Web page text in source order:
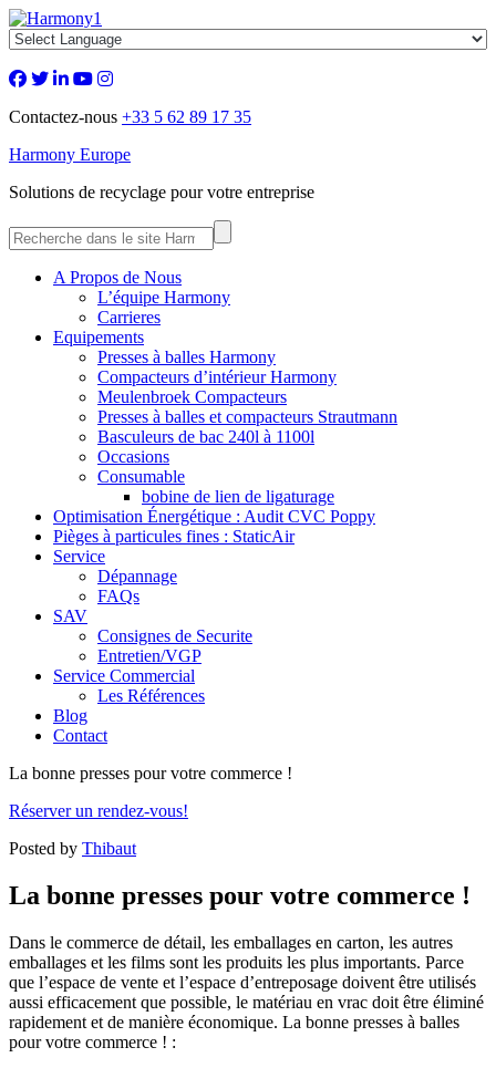
Contactez-nous +33 5 62 89 17 35
Harmony Europe
Solutions de recyclage pour votre entreprise
A Propos de Nous
L’équipe Harmony
Carrieres
Equipements
Presses à balles Harmony
Compacteurs d’intérieur Harmony
Meulenbroek Compacteurs
Presses à balles et compacteurs Strautmann
Basculeurs de bac 240l à 1100l
Occasions
Consumable
bobine de lien de ligaturage
Optimisation Énergétique : Audit CVC Poppy
Pièges à particules fines : StaticAir
Service
Dépannage
FAQs
SAV
Consignes de Securite
Entretien/VGP
Service Commercial
Les Références
Blog
Contact
La bonne presses pour votre commerce !
Réserver un rendez-vous!
Posted by Thibaut
La bonne presses pour votre commerce !
Dans le commerce de détail, les emballages en carton, les autres
emballages et les films sont les produits les plus importants. Parce
que l’espace de vente et l’espace d’entreposage doivent être utilisés
aussi efficacement que possible, le matériau en vrac doit être éliminé
rapidement et de manière économique. La bonne presses à balles
pour votre commerce ! :